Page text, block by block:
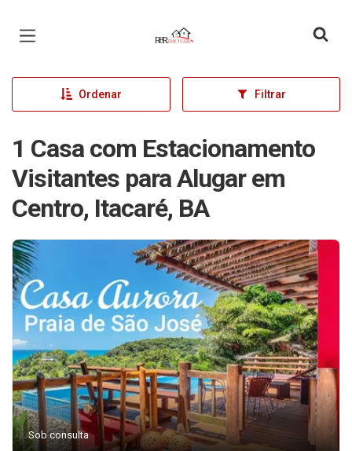
Página inicial
Ordenar Filtrar
1 Casa com Estacionamento
Visitantes para Alugar em
Centro, Itacaré, BA
Sob consulta